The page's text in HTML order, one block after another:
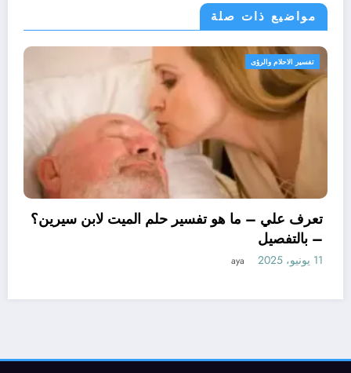
مواضيع ذات صلة
الاحلام والرؤى
علي – ما هو تأويل ابن سيرين لتفسير حلم